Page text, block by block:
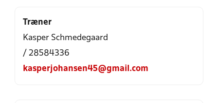
Træner
Kasper Schmedegaard
/ 28584336
kasperjohansen45@gmail.com